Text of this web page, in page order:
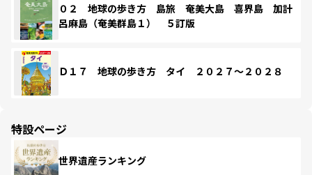
０２ 地球の歩き方 島旅 奄美大島 喜界島 加計
呂麻島（奄美群島１） ５訂版
Ｄ１７ 地球の歩き方 タイ ２０２７～２０２８
特設ページ
世界遺産ランキング